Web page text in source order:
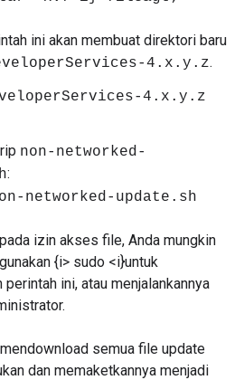
ini akan membuat direktori baru
4.x.y.z.
4.x.y.z
non-networked-
:
networked-update.sh
izin akses file, Anda mungkin
{i> sudo <i}untuk
perintah ini, atau menjalankannya
semua file update
dan memaketkannya menjadi